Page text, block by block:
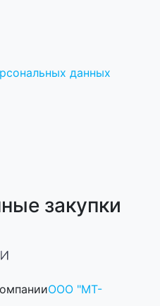
данных
закупки
ООО "МТ-